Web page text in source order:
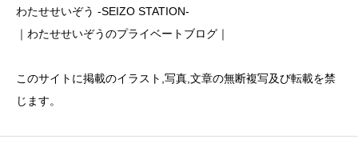
わたせせいぞう -SEIZO STATION-
｜わたせせいぞうのプライベートブログ｜
このサイトに掲載のイラスト,写真,文章の無断複写及び転載を禁
じます。